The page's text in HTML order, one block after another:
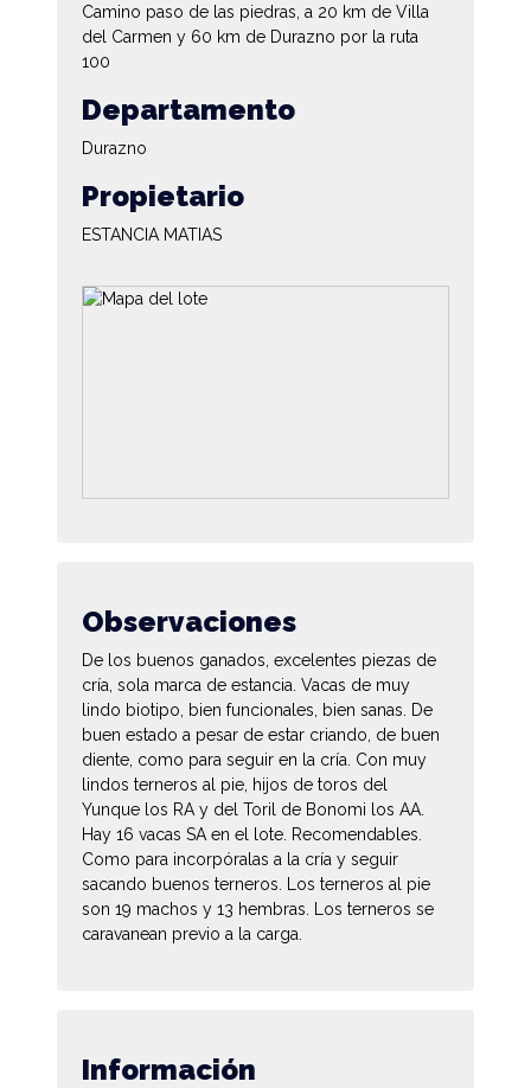
Camino paso de las piedras, a 20 km de Villa
del Carmen y 60 km de Durazno por la ruta
100
Departamento
Durazno
Propietario
ESTANCIA MATIAS
Observaciones
De los buenos ganados, excelentes piezas de
cría, sola marca de estancia. Vacas de muy
lindo biotipo, bien funcionales, bien sanas. De
buen estado a pesar de estar criando, de buen
diente, como para seguir en la cría. Con muy
lindos terneros al pie, hijos de toros del
Yunque los RA y del Toril de Bonomi los AA.
Hay 16 vacas SA en el lote. Recomendables.
Como para incorpóralas a la cría y seguir
sacando buenos terneros. Los terneros al pie
son 19 machos y 13 hembras. Los terneros se
caravanean previo a la carga.
Información